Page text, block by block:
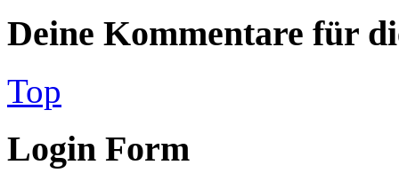
Deine Kommentare für
Top
Login Form